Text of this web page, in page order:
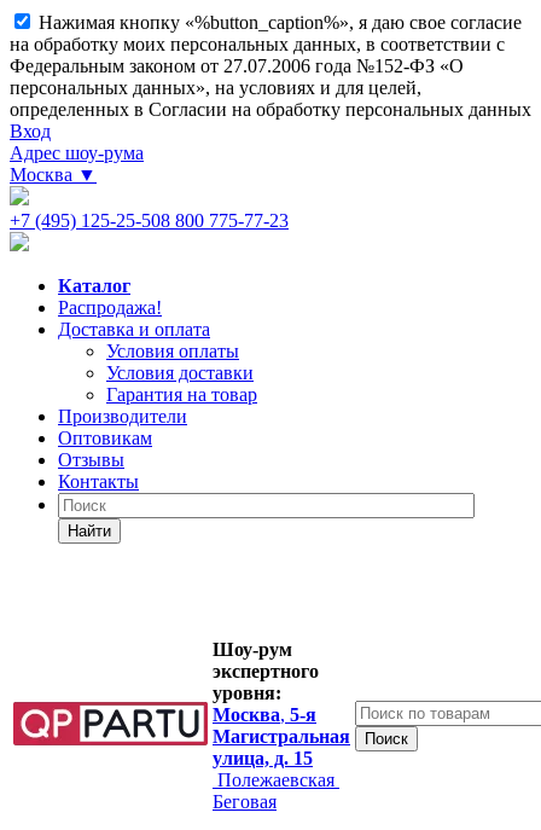
Нажимая кнопку «%button_caption%», я даю свое согласие
на обработку моих персональных данных, в соответствии с
Федеральным законом от 27.07.2006 года №152-ФЗ «О
персональных данных», на условиях и для целей,
определенных в Согласии на обработку персональных данных
Вход
Адрес шоу-рума
Москва ▼
+7 (495) 125-25-508 800 775-77-23
Каталог
Распродажа!
Доставка и оплата
Условия оплаты
Условия доставки
Гарантия на товар
Производители
Оптовикам
Отзывы
Контакты
Найти
Шоу-рум
экспертного
уровня:
Москва, 5-я
Магистральная
улица, д. 15
Полежаевская
Беговая